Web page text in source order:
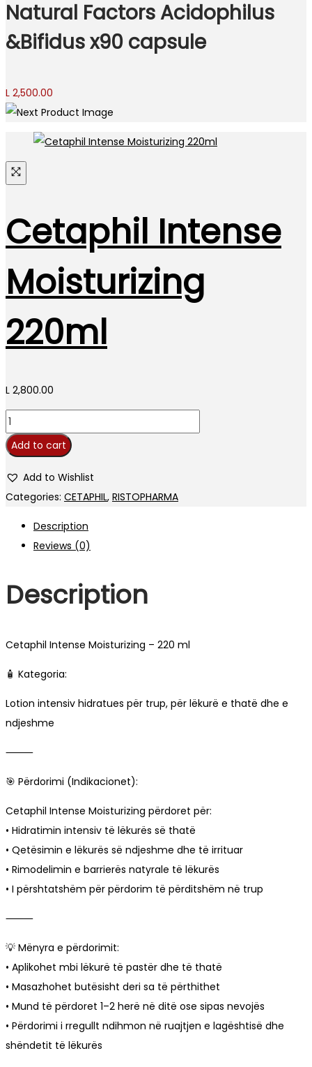
Natural Factors Acidophilus
&Bifidus x90 capsule
L 2,500.00
Cetaphil Intense
Moisturizing
220ml
L 2,800.00
Cetaphil
Intense
Moisturizing
220ml
quantity
Add to cart
Add to Wishlist
Categories: CETAPHIL, RISTOPHARMA
Description
Reviews (0)
Description
Cetaphil Intense Moisturizing – 220 ml
🧴 Kategoria:
Lotion intensiv hidratues për trup, për lëkurë e thatë dhe e
ndjeshme
⸻
🎯 Përdorimi (Indikacionet):
Cetaphil Intense Moisturizing përdoret për:
• Hidratimin intensiv të lëkurës së thatë
• Qetësimin e lëkurës së ndjeshme dhe të irrituar
• Rimodelimin e barrierës natyrale të lëkurës
• I përshtatshëm për përdorim të përditshëm në trup
⸻
💡 Mënyra e përdorimit:
• Aplikohet mbi lëkurë të pastër dhe të thatë
• Masazhohet butësisht deri sa të përthithet
• Mund të përdoret 1–2 herë në ditë ose sipas nevojës
• Përdorimi i rregullt ndihmon në ruajtjen e lagështisë dhe
shëndetit të lëkurës